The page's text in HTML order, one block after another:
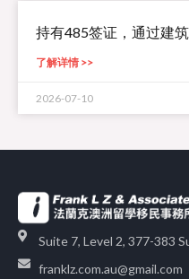
持有485签证，通过建
了解详情 >>
2026-07-10
Suite 7, Level 2, 377-383
franklz.com.au@gmail.com